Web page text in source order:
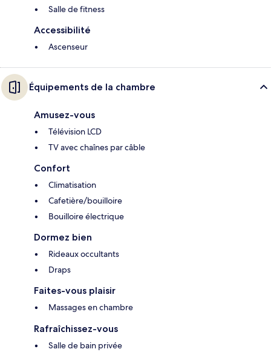
Salle de fitness
Accessibilité
Ascenseur
Équipements de la chambre
Amusez-vous
Télévision LCD
TV avec chaînes par câble
Confort
Climatisation
Cafetière/bouilloire
Bouilloire électrique
Dormez bien
Rideaux occultants
Draps
Faites-vous plaisir
Massages en chambre
Rafraîchissez-vous
Salle de bain privée